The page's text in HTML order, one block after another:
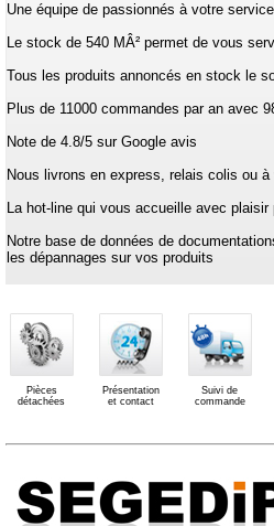
Une équipe de passionnés à votre
Le stock de 540 MÂ² permet de vous
Tous les produits annoncés en stock le
Plus de 11000 commandes par an avec
Note de 4.8/5 sur Google avis
Nous livrons en express, relais colis ou
La hot-line qui vous accueille avec
Notre base de données de
les dépannages sur vos produits
Pièces
détachées
Présentation
et contact
Suivi de
commande